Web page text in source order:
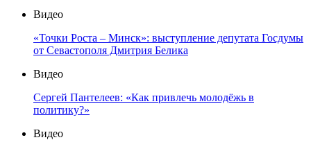
Видео
«Точки Роста – Минск»: выступление депутата Госдумы
от Севастополя Дмитрия Белика
Видео
Сергей Пантелеев: «Как привлечь молодёжь в
политику?»
Видео